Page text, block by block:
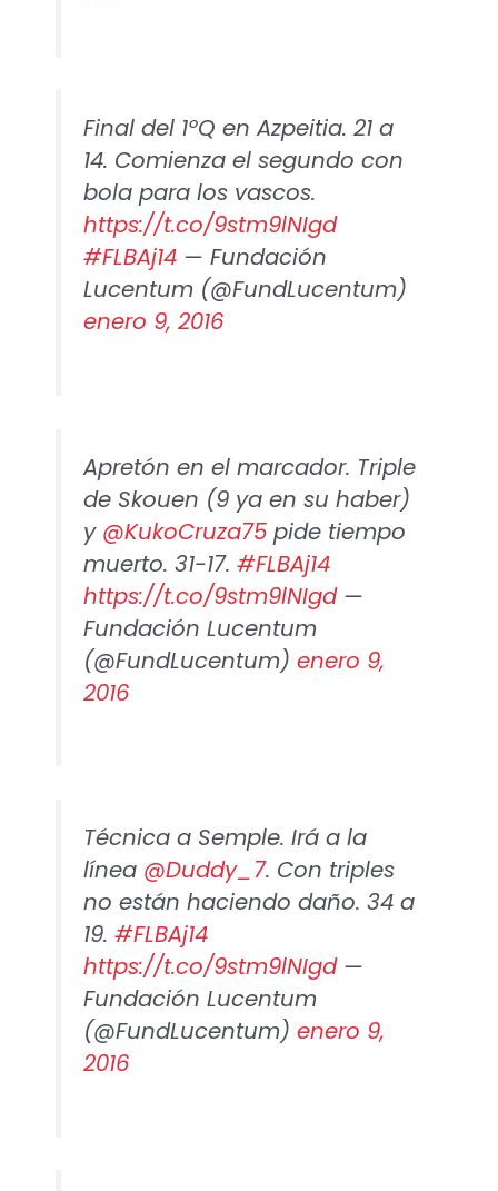
Final del 1ºQ en Azpeitia. 21 a
14. Comienza el segundo con
bola para los vascos.
https://t.co/9stm9lNIgd
#FLBAj14— Fundación
Lucentum (@FundLucentum)
enero 9, 2016
Apretón en el marcador. Triple
de Skouen (9 ya en su haber)
y @KukoCruza75pide tiempo
muerto. 31-17. #FLBAj14
https://t.co/9stm9lNIgd—
Fundación Lucentum
(@FundLucentum) enero 9,
2016
Técnica a Semple. Irá a la
línea @Duddy_7. Con triples
no están haciendo daño. 34 a
19. #FLBAj14
https://t.co/9stm9lNIgd—
Fundación Lucentum
(@FundLucentum) enero 9,
2016